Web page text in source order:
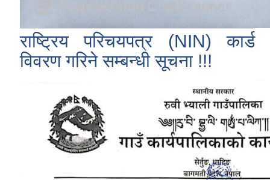
राष्ट्रिय परिचयपत्र (NIN) कार्ड
विवरण गरिने सम्बन्धी सूचना !!!